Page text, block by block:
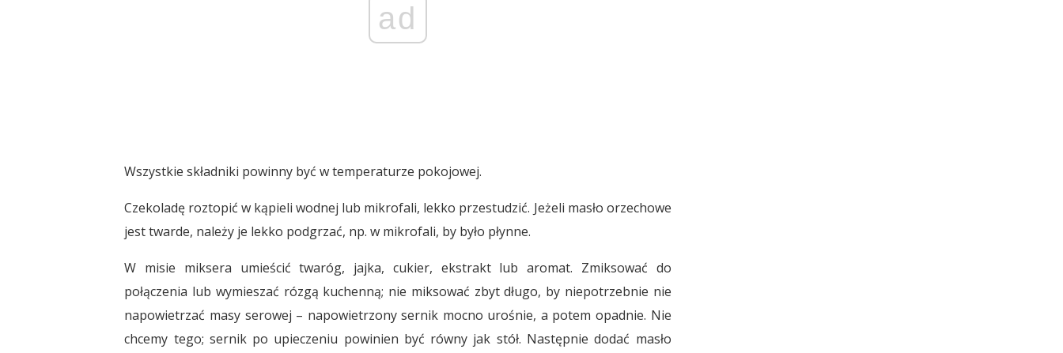
ad
Wszystkie składniki powinny być w temperaturze pokojowej.
Czekoladę roztopić w kąpieli wodnej lub mikrofali, lekko przestudzić. Jeżeli masło orzechowe
jest twarde, należy je lekko podgrzać, np. w mikrofali, by było płynne.
W misie miksera umieścić twaróg, jajka, cukier, ekstrakt lub aromat. Zmiksować do
połączenia lub wymieszać rózgą kuchenną; nie miksować zbyt długo, by niepotrzebnie nie
napowietrzać masy serowej – napowietrzony sernik mocno urośnie, a potem opadnie. Nie
chcemy tego; sernik po upieczeniu powinien być równy jak stół. Następnie dodać masło